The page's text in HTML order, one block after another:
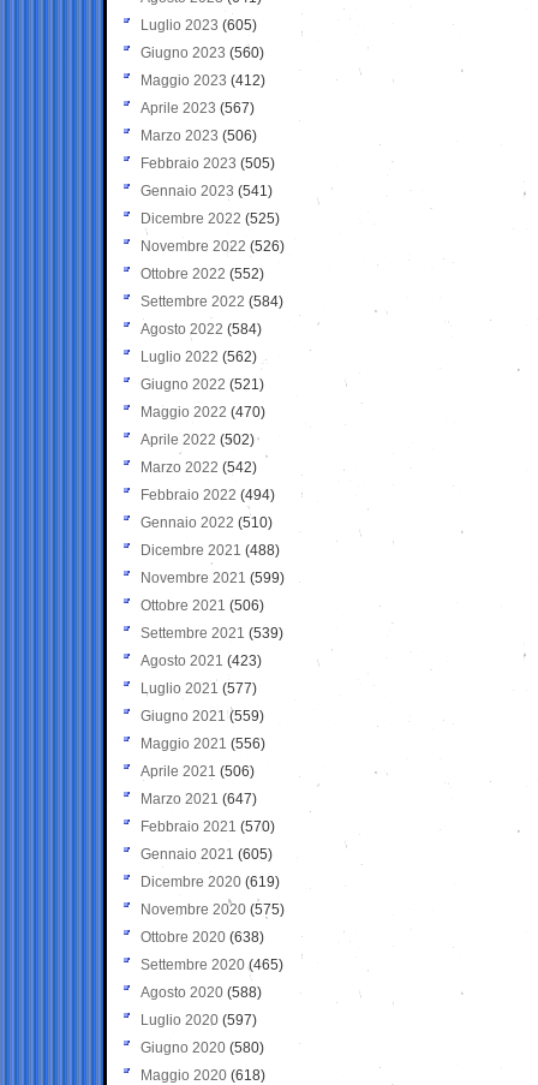
Luglio 2023 (605)
Giugno 2023 (560)
Maggio 2023 (412)
Aprile 2023 (567)
Marzo 2023 (506)
Febbraio 2023 (505)
Gennaio 2023 (541)
Dicembre 2022 (525)
Novembre 2022 (526)
Ottobre 2022 (552)
Settembre 2022 (584)
Agosto 2022 (584)
Luglio 2022 (562)
Giugno 2022 (521)
Maggio 2022 (470)
Aprile 2022 (502)
Marzo 2022 (542)
Febbraio 2022 (494)
Gennaio 2022 (510)
Dicembre 2021 (488)
Novembre 2021 (599)
Ottobre 2021 (506)
Settembre 2021 (539)
Agosto 2021 (423)
Luglio 2021 (577)
Giugno 2021(559)
Maggio 2021 (556)
Aprile 2021 (506)
Marzo 2021 (647)
Febbraio 2021 (570)
Gennaio 2021 (605)
Dicembre 2020 (619)
Novembre 2020 (575)
Ottobre 2020 (638)
Settembre 2020(465)
Agosto 2020 (588)
Luglio 2020 (597)
Giugno 2020 (580)
Maggio 2020 (618)